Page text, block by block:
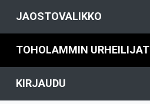
JAOSTOVALIKKO
TOHOLAMMIN URHEILIJAT
KIRJAUDU